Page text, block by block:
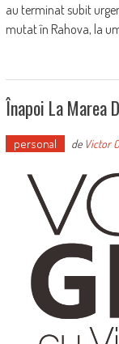
au terminat subit
mutat în Rahova, la
Înapoi La Marea
personal de Victor